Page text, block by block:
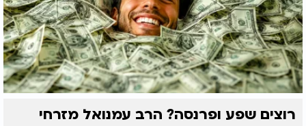
רוצים שפע ופרנסה? הרב עמנואל מזרחי